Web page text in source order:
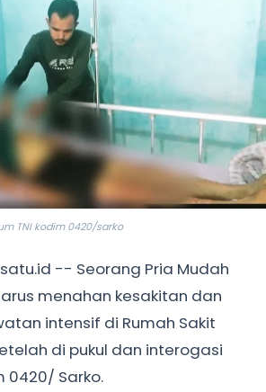
TNI kodim 0420/sarko
-- Seorang Pria Mudah
menahan kesakitan dan
intensif di Rumah Sakit
di pukul dan interogasi
0420/ Sarko.